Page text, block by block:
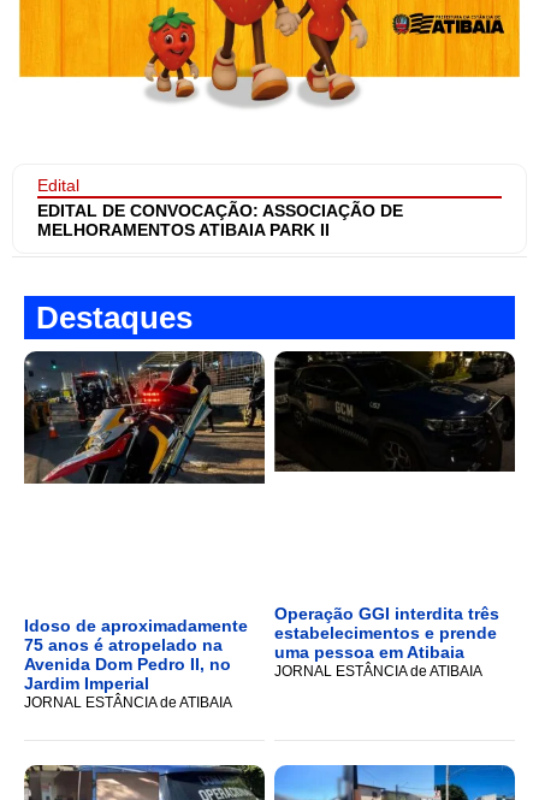
Edital
EDITAL DE CONVOCAÇÃO: ASSOCIAÇÃO DE
MELHORAMENTOS ATIBAIA PARK II
Destaques
Idoso de aproximadamente
75 anos é atropelado na
Avenida Dom Pedro II, no
Jardim Imperial
JORNAL ESTÂNCIA de ATIBAIA
Operação GGI interdita três
estabelecimentos e prende
uma pessoa em Atibaia
JORNAL ESTÂNCIA de ATIBAIA